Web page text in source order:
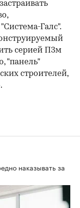
Галс".
серией П3м
"панель"
строителей,
наказывать за